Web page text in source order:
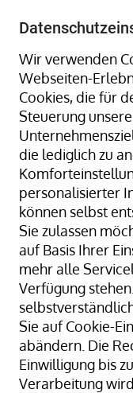
Wir verwenden
Webseiten-
Cookies, die für
Steuerung
die lediglich zu
personalisierter
können selbst
Sie zulassen
auf Basis Ihrer
mehr alle
Verfügung
Sie auf Cookie-
abändern. Die
Einwilligung bis
Verarbeitung
Home
Gummiringe +
Gummibänder,
mm; lose
Zum
Ende
der
Bildergalerie
springen